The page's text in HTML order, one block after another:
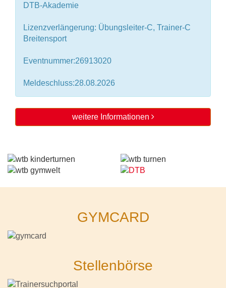
DTB-Akademie
Lizenzverlängerung: Übungsleiter-C, Trainer-C
Breitensport
Eventnummer:26913020
Meldeschluss:28.08.2026
weitere Informationen
GYMCARD
Stellenbörse